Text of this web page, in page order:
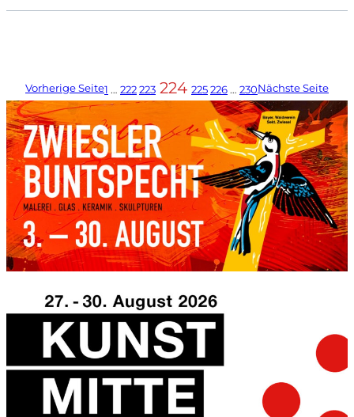
Vorherige Seite1 … 222223 224 225226 … 230Nächste Seite